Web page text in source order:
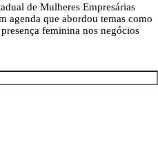
de Mulheres Empresárias
agenda que abordou temas como
feminina nos negócios